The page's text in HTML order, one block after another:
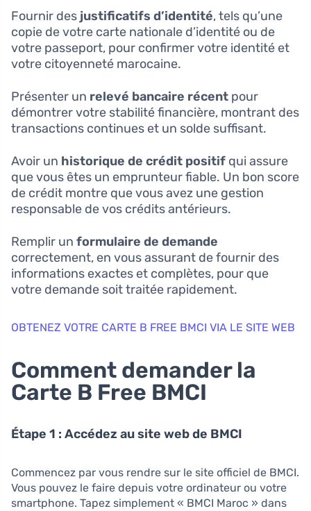
Fournir des justificatifs d’identité, tels qu’une
copie de votre carte nationale d’identité ou de
votre passeport, pour confirmer votre identité et
votre citoyenneté marocaine.
Présenter un relevé bancaire récent pour
démontrer votre stabilité financière, montrant des
transactions continues et un solde suffisant.
Avoir un historique de crédit positif qui assure
que vous êtes un emprunteur fiable. Un bon score
de crédit montre que vous avez une gestion
responsable de vos crédits antérieurs.
Remplir un formulaire de demande
correctement, en vous assurant de fournir des
informations exactes et complètes, pour que
votre demande soit traitée rapidement.
OBTENEZ VOTRE CARTE B FREE BMCI VIA LE SITE WEB
Comment demander la
Carte B Free BMCI
Étape 1 : Accédez au site web de BMCI
Commencez par vous rendre sur le site officiel de BMCI.
Vous pouvez le faire depuis votre ordinateur ou votre
smartphone. Tapez simplement « BMCI Maroc » dans